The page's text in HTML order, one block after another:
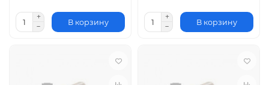
В корзину В корзину